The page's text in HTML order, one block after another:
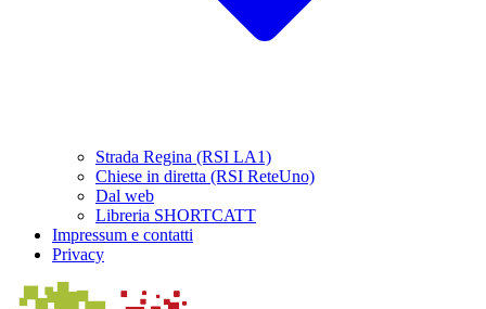
Strada Regina (RSI LA1)
Chiese in diretta (RSI ReteUno)
Dal web
Libreria SHORTCATT
Impressum e contatti
Privacy